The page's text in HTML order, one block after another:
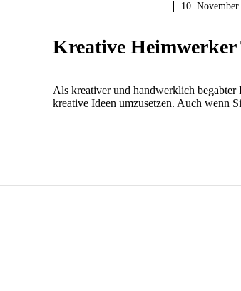
10. November
Kreative
Als kreativer und handwerklich begabter
kreative Ideen umzusetzen. Auch wenn